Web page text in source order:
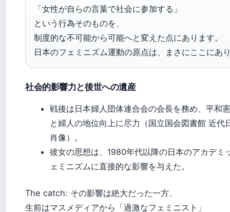
「女性が自らの言葉で社会に参加する」
という行為そのものを、
制度的な不可能から可能へと変えた点にあります。
日本のフェミニズム運動の原点は、まさにここにあ
社会的影響力と後世への遺産
戦後は日本婦人団体連合会の会長を務め、平和
と婦人の地位向上に尽力（国立国会図書館 近代
肖像）。
彼女の思想は、1980年代以降の日本のアカデミ
ェミニズムに直接的な影響を与えた。
The catch: その影響は絶大だった一方、
生前はマスメディアから「過激なフェミニスト」